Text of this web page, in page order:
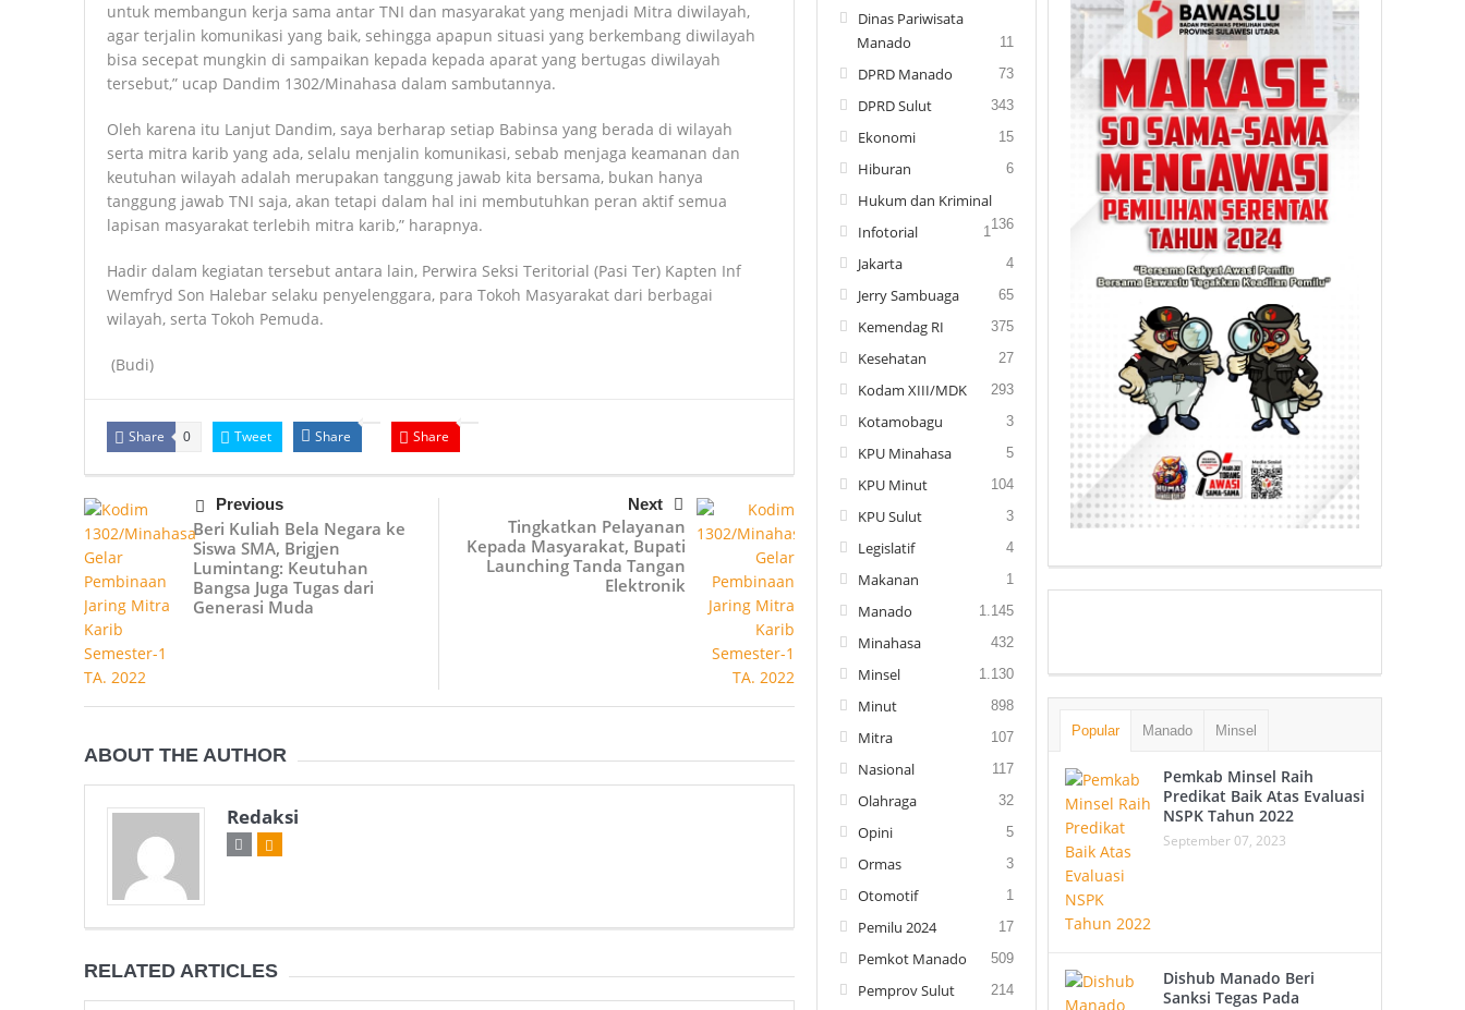
untuk membangun kerja sama antar TNI dan masyarakat yang menjadi Mitra diwilayah,
agar terjalin komunikasi yang baik, sehingga apapun situasi yang berkembang diwilayah
bisa secepat mungkin di sampaikan kepada kepada aparat yang bertugas diwilayah
tersebut,” ucap Dandim 1302/Minahasa dalam sambutannya.
Oleh karena itu Lanjut Dandim, saya berharap setiap Babinsa yang berada di wilayah
serta mitra karib yang ada, selalu menjalin komunikasi, sebab menjaga keamanan dan
keutuhan wilayah adalah merupakan tanggung jawab kita bersama, bukan hanya
tanggung jawab TNI saja, akan tetapi dalam hal ini membutuhkan peran aktif semua
lapisan masyarakat terlebih mitra karib,” harapnya.
Hadir dalam kegiatan tersebut antara lain, Perwira Seksi Teritorial (Pasi Ter) Kapten Inf
Wemfryd Son Halebar selaku penyelenggara, para Tokoh Masyarakat dari berbagai
wilayah, serta Tokoh Pemuda.
(Budi)
Share 0 Tweet Share Share
Previous
Beri Kuliah Bela Negara ke
Siswa SMA, Brigjen
Lumintang: Keutuhan
Bangsa Juga Tugas dari
Generasi Muda
Next
Tingkatkan Pelayanan
Kepada Masyarakat, Bupati
Launching Tanda Tangan
Elektronik
ABOUT THE AUTHOR
Redaksi
RELATED ARTICLES
Dinas Pariwisata
Manado
11
DPRD Manado 73
DPRD Sulut 343
Ekonomi 15
Hiburan 6
Hukum dan Kriminal
136
Infotorial 1
Jakarta 4
Jerry Sambuaga 65
Kemendag RI 375
Kesehatan 27
Kodam XIII/MDK 293
Kotamobagu 3
KPU Minahasa 5
KPU Minut 104
KPU Sulut 3
Legislatif 4
Makanan 1
Manado 1.145
Minahasa 432
Minsel 1.130
Minut 898
Mitra 107
Nasional 117
Olahraga 32
Opini 5
Ormas 3
Otomotif 1
Pemilu 2024 17
Pemkot Manado 509
Pemprov Sulut 214
Popular Manado Minsel
Pemkab Minsel Raih
Predikat Baik Atas Evaluasi
NSPK Tahun 2022
September 07, 2023
Dishub Manado Beri
Sanksi Tegas Pada